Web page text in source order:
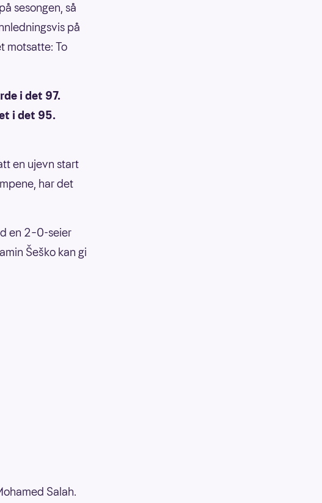
sesongen, så
på
motsatte: To
i det 97.
i det 95.
en ujevn start
har det
en 2–0-seier
Šeško kan gi
Salah.